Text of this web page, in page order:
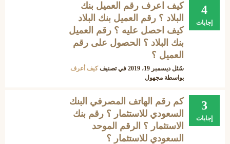
4
إجابات
كيف اعرف رقم العميل بنك
البلاد ؟ رقم العميل بنك البلاد
كيف احصل عليه ؟ رقم العميل
بنك البلاد ؟ الحصول على رقم
العميل ؟
سُئل ديسمبر 19، 2019 في تصنيفكيف أعرف
بواسطة مجهول
3
إجابات
كم رقم الهاتف المصرفي البنك
السعودي للاستثمار ؟ رقم بنك
الاستثمار ؟ الرقم الموحد
السعودي للاستثمار ؟